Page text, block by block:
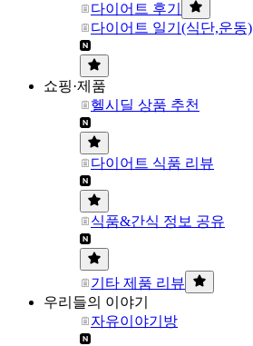
다이어트 후기
다이어트 일기(식단,운동)
쇼핑·제품
헬시딜 상품 추천
다이어트 식품 리뷰
식품&간식 정보 공유
기타 제품 리뷰
우리들의 이야기
자유이야기방